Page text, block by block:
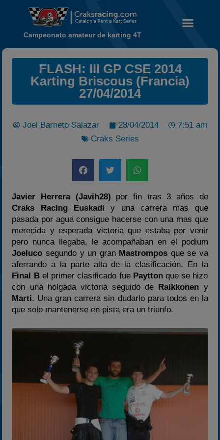
Noticias
Calendario
Carreras finalizadas
Campeonato
2023
2025
Estadísticas
Preguntas Frecuentes
Campeonato amateur de karting 4T
FLASH: III GP CSE 2014
Karting Briscous (Francia)
27/04/2014
Joel Barneto Salazar 28/04/2014
7:51 am
Craks Series
Javier Herrera (Javih28) por fin tras 3 años de
Craks Racing Euskadi y una carrera mas que
pasada por agua consigue hacerse con una mas que
merecida y esperada victoria que estaba por venir
pero nunca llegaba, le acompañaban en el podium
Joeluco segundo y un gran Mastrompos que se va
aferrando a la parte alta de la clasificación. En la
Final Bel primer clasificado fue Paytton que se hizo
con una holgada victoria seguido de Raikkonen y
Marti. Una gran carrera sin dudarlo para todos en la
que solo mantenerse en pista era un triunfo.